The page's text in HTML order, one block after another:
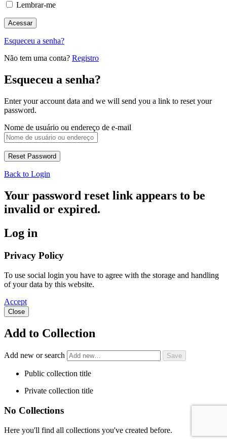
Lembrar-me
Esqueceu a senha?
Não tem uma conta? Registro
Esqueceu a senha?
Enter your account data and we will send you a link to reset your
password.
Nome de usuário ou endereço de e-mail
Back to Login
Your password reset link appears to be
invalid or expired.
Log in
Privacy Policy
To use social login you have to agree with the storage and handling
of your data by this website.
Accept
Close
Add to Collection
Add new or search
Public collection title
Private collection title
No Collections
Here you'll find all collections you've created before.